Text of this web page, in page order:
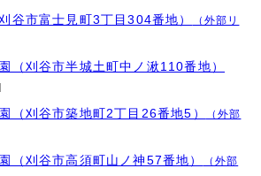
谷市富士見町3丁目304番地）
（外部リ
（刈谷市半城土町中ノ湫110番地）
（刈谷市築地町2丁目26番地5）
（外部
（刈谷市高須町山ノ神57番地）
（外部